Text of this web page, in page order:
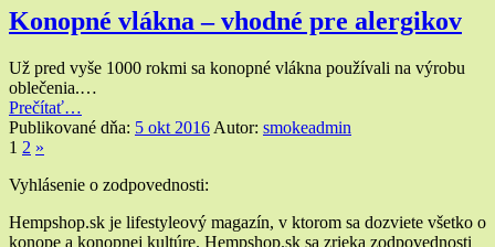
konope?”
Konopné vlákna – vhodné pre alergikov
Už pred vyše 1000 rokmi sa konopné vlákna používali na výrobu
oblečenia.…
Prečítať“Konopné
vlákna
pre
…
Publikované dňa: 5 okt 2016 Autor: smokeadmin
Navigácia
príspevkov
1 2 Nasledujúca
»
Widgety
v
Vyhlásenie o zodpovednosti:
Hempshop.sk je lifestyleový magazín, v ktorom sa dozviete všetko o
konope a konopnej kultúre. Hempshop.sk sa zrieka zodpovednosti